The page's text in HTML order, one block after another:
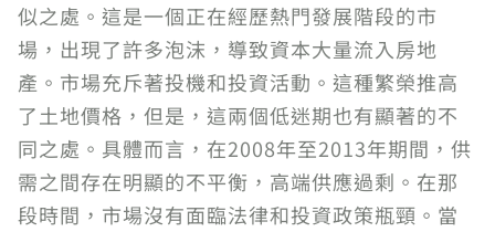
似之處。這是一個正在經歷熱門發展階段的市
場，出現了許多泡沫，導致資本大量流入房地
產。市場充斥著投機和投資活動。這種繁榮推高
了土地價格，但是，這兩個低迷期也有顯著的不
同之處。具體而言，在2008年至2013年期間，供
需之間存在明顯的不平衡，高端供應過剩。在那
段時間，市場沒有面臨法律和投資政策瓶頸。當